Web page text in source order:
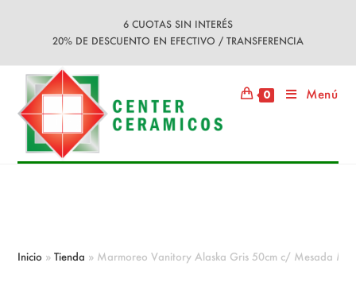
6 CUOTAS SIN INTERÉS
20% DE DESCUENTO EN EFECTIVO / TRANSFERENCIA
0 Menú
Inicio »Tienda » Marmoreo Vanitory Alaska Gris 50cm c/ Mesada